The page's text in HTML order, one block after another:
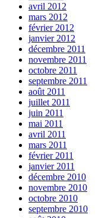
avril 2012
mars 2012
février 2012
janvier 2012
décembre 2011
novembre 2011
octobre 2011
septembre 2011
août 2011
juillet 2011
juin 2011
mai 2011
avril 2011
mars 2011
février 2011
janvier 2011
décembre 2010
novembre 2010
octobre 2010
septembre 2010